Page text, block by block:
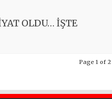
OLDU… İŞTE
Page 1 of 2